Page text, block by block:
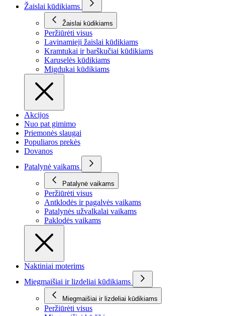
Žaislai kūdikiams
Žaislai kūdikiams
Peržiūrėti visus
Lavinamieji žaislai kūdikiams
Kramtukai ir barškučiai kūdikiams
Karuselės kūdikiams
Migdukai kūdikiams
Akcijos
Nuo pat gimimo
Priemonės slaugai
Populiaros prekės
Dovanos
Patalynė vaikams
Patalynė vaikams
Peržiūrėti visus
Antklodės ir pagalvės vaikams
Patalynės užvalkalai vaikams
Paklodės vaikams
Naktiniai moterims
Miegmaišiai ir lizdeliai kūdikiams
Miegmaišiai ir lizdeliai kūdikiams
Peržiūrėti visus